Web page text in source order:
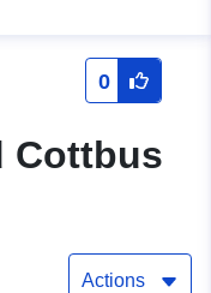
0
Cottbus
Actions